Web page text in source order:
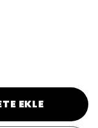
EKLE